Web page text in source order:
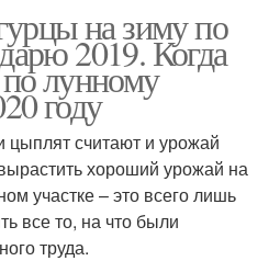
на зиму по
2019. Когда
лунному
году
цыплят считают и урожай
хороший урожай на
участке – это всего лишь
все то, на что были
труда.